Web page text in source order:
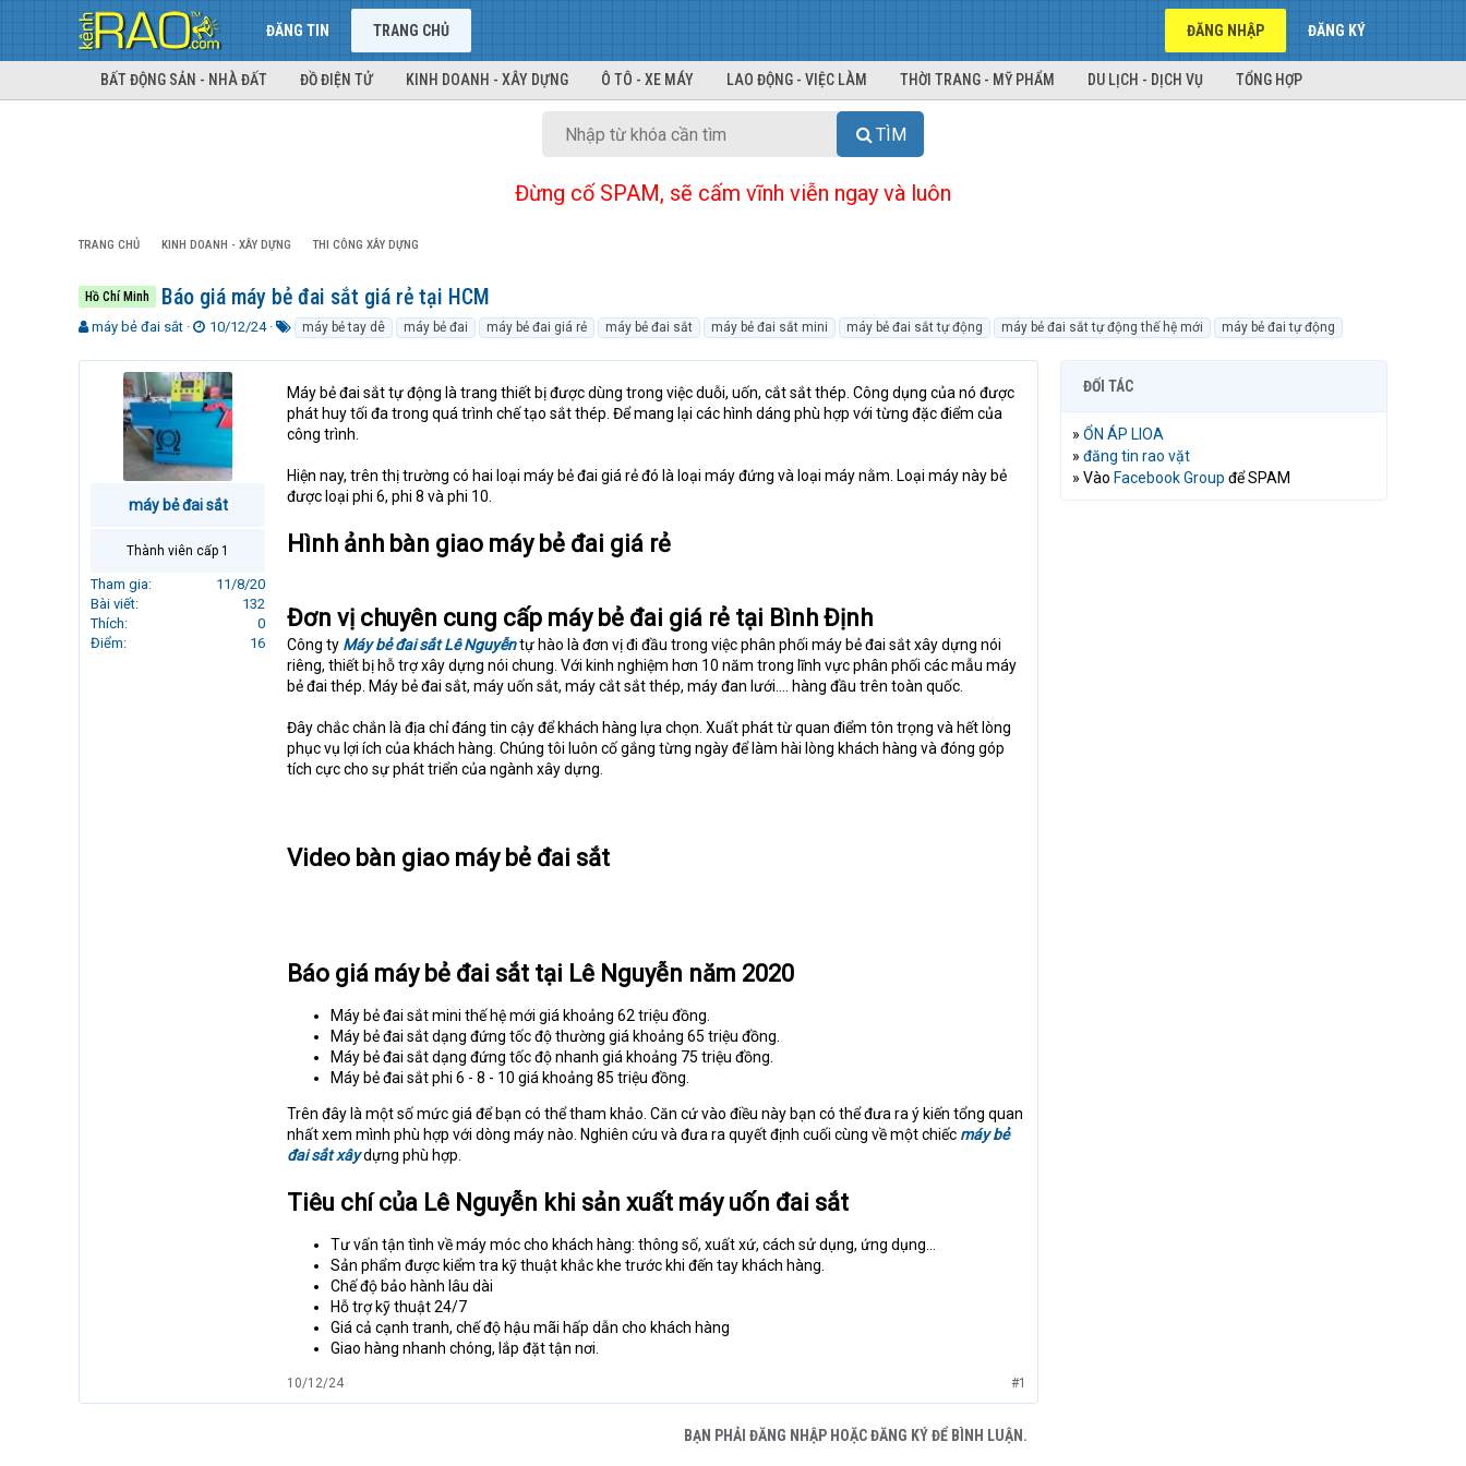
ĐĂNG TIN TRANG CHỦ ĐĂNG NHẬP ĐĂNG KÝ
BẤT ĐỘNG SẢN - NHÀ ĐẤT ĐỒ ĐIỆN TỬ KINH DOANH - XÂY DỰNG Ô TÔ - XE MÁY LAO ĐỘNG - VIỆC LÀM THỜI TRANG - MỸ PHẨM DU LỊCH - DỊCH VỤ TỔNG HỢP
TÌM
Đừng cố SPAM, sẽ cấm vĩnh viễn ngay và luôn
TRANG CHỦ KINH DOANH - XÂY DỰNG THI CÔNG XÂY DỰNG
Hồ Chí Minh Báo giá máy bẻ đai sắt giá rẻ tại HCM
T
r
máy bẻ đai sắt
N
à
y
g
ử
10/12/24
k
h
ó
a
máy bẻ tay dê máy bẻ đai máy bẻ đai giá rẻ máy bẻ đai sắt máy bẻ đai sắt mini máy bẻ đai sắt tự động máy bẻ đai sắt tự động thế hệ mới máy bẻ đai tự động
máy bẻ đai sắt
Thành viên cấp 1
Tham gia
11/8/20
Bài viết
132
Thích
0
Điểm
16
Máy bẻ đai sắt tự động là trang thiết bị được dùng trong việc duỗi, uốn, cắt sắt thép. Công dụng của nó được
phát huy tối đa trong quá trình chế tạo sắt thép. Để mang lại các hình dáng phù hợp với từng đặc điểm của
công trình.
Hiện nay, trên thị trường có hai loại máy bẻ đai giá rẻ đó là loại máy đứng và loại máy nằm. Loại máy này bẻ
được loại phi 6, phi 8 và phi 10.
Hình ảnh bàn giao máy bẻ đai giá rẻ
Đơn vị chuyên cung cấp máy bẻ đai giá rẻ tại Bình Định
Công ty Máy bẻ đai sắt Lê Nguyễntự hào là đơn vị đi đầu trong việc phân phối máy bẻ đai sắt xây dựng nói
riêng, thiết bị hỗ trợ xây dựng nói chung. Với kinh nghiệm hơn 10 năm trong lĩnh vực phân phối các mẫu máy
bẻ đai thép. Máy bẻ đai sắt, máy uốn sắt, máy cắt sắt thép, máy đan lưới.... hàng đầu trên toàn quốc.
Đây chắc chắn là địa chỉ đáng tin cậy để khách hàng lựa chọn. Xuất phát từ quan điểm tôn trọng và hết lòng
phục vụ lợi ích của khách hàng. Chúng tôi luôn cố gắng từng ngày để làm hài lòng khách hàng và đóng góp
tích cực cho sự phát triển của ngành xây dựng.
Video bàn giao máy bẻ đai sắt
Báo giá máy bẻ đai sắt tại Lê Nguyễn năm 2020
Máy bẻ đai sắt mini thế hệ mới giá khoảng 62 triệu đồng.
Máy bẻ đai sắt dạng đứng tốc độ thường giá khoảng 65 triệu đồng.
Máy bẻ đai sắt dạng đứng tốc độ nhanh giá khoảng 75 triệu đồng.
Máy bẻ đai sắt phi 6 - 8 - 10 giá khoảng 85 triệu đồng.
Trên đây là một số mức giá để bạn có thể tham khảo. Căn cứ vào điều này bạn có thể đưa ra ý kiến tổng quan
nhất xem mình phù hợp với dòng máy nào. Nghiên cứu và đưa ra quyết định cuối cùng về một chiếc máy bẻ
đai sắt xâydựng phù hợp.
Tiêu chí của Lê Nguyễn khi sản xuất máy uốn đai sắt
Tư vấn tận tình về máy móc cho khách hàng: thông số, xuất xứ, cách sử dụng, ứng dụng...
Sản phẩm được kiểm tra kỹ thuật khắc khe trước khi đến tay khách hàng.
Chế độ bảo hành lâu dài
Hỗ trợ kỹ thuật 24/7
Giá cả cạnh tranh, chế độ hậu mãi hấp dẫn cho khách hàng
Giao hàng nhanh chóng, lắp đặt tận nơi.
10/12/24 #1
BẠN PHẢI ĐĂNG NHẬP HOẶC ĐĂNG KÝ ĐỂ BÌNH LUẬN.
ĐỐI TÁC
» ỔN ÁP LIOA
» đăng tin rao vặt
» Vào Facebook Group để SPAM